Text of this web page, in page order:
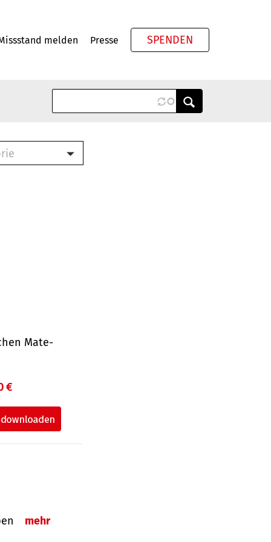
melden Presse SPENDEN
Mate­
€
mehr